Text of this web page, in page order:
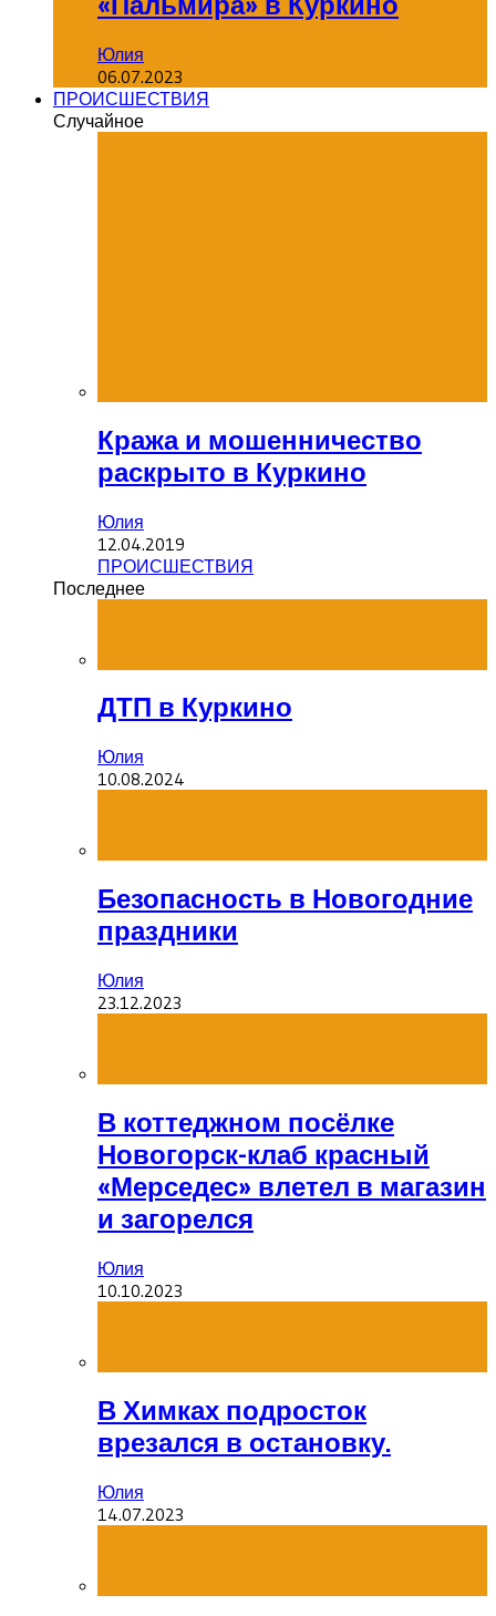
Юлия
06.07.2023
ПРОИСШЕСТВИЯ
Случайное
Кража и мошенничество
раскрыто в Куркино
Юлия
12.04.2019
ПРОИСШЕСТВИЯ
Последнее
ДТП в Куркино
Юлия
10.08.2024
Безопасность в Новогодние
праздники
Юлия
23.12.2023
В коттеджном посёлке
Новогорск-клаб красный
«Мерседес» влетел в магазин
и загорелся
Юлия
10.10.2023
В Химках подросток
врезался в остановку.
Юлия
14.07.2023